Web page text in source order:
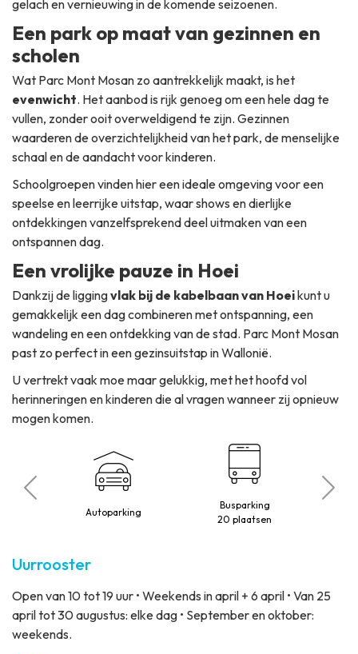
gelach en vernieuwing in de komende seizoenen.
Een park op maat van gezinnen en
scholen
Wat Parc Mont Mosan zo aantrekkelijk maakt, is het
evenwicht. Het aanbod is rijk genoeg om een hele dag te
vullen, zonder ooit overweldigend te zijn. Gezinnen
waarderen de overzichtelijkheid van het park, de menselijke
schaal en de aandacht voor kinderen.
Schoolgroepen vinden hier een ideale omgeving voor een
speelse en leerrijke uitstap, waar shows en dierlijke
ontdekkingen vanzelfsprekend deel uitmaken van een
ontspannen dag.
Een vrolijke pauze in Hoei
Dankzij de liggingvlak bij de kabelbaan van Hoeikunt u
gemakkelijk een dag combineren met ontspanning, een
wandeling en een ontdekking van de stad. Parc Mont Mosan
past zo perfect in een gezinsuitstap in Wallonië.
U vertrekt vaak moe maar gelukkig, met het hoofd vol
herinneringen en kinderen die al vragen wanneer zij opnieuw
mogen komen.
Autoparking
Busparking
20 plaatsen
Uurrooster
Open van 10 tot 19 uur • Weekends in april + 6 april • Van 25
april tot 30 augustus: elke dag • September en oktober:
weekends.